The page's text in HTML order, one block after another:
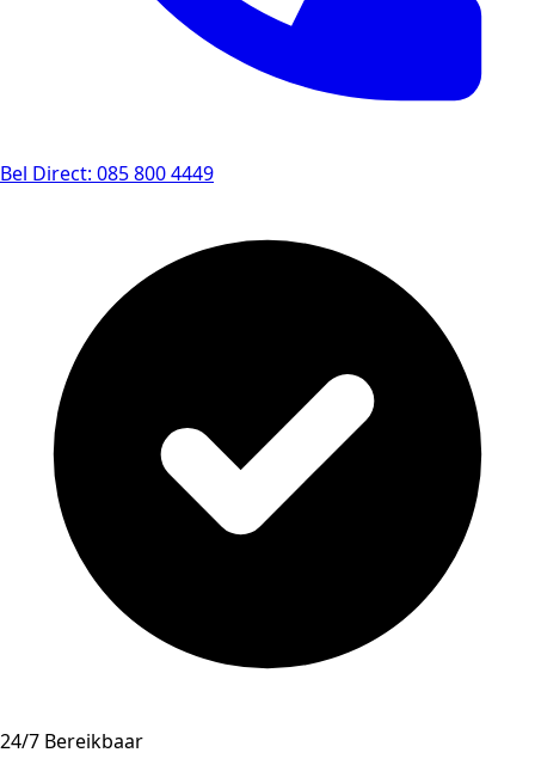
Bel Direct: 085 800 4449
24/7 Bereikbaar